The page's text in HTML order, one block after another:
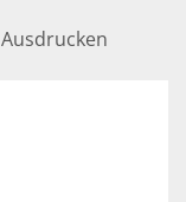
Ausdrucken